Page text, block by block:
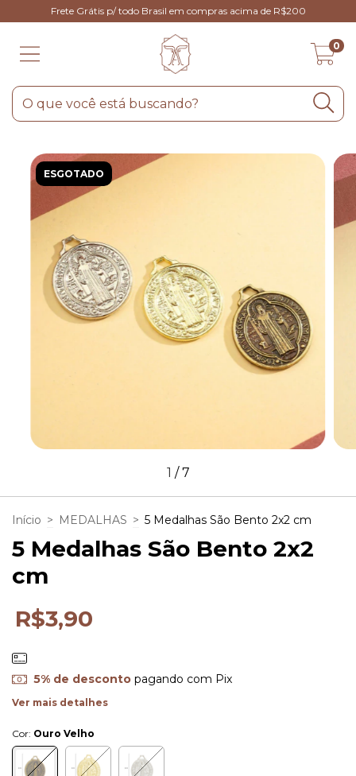
Frete Grátis p/ todo Brasil em compras acima de R$200
0
ESGOTADO
1 /7
Início > MEDALHAS > 5 Medalhas São Bento 2x2 cm
5 Medalhas São Bento 2x2
cm
R$3,90
5% de descontopagando com Pix
Ver mais detalhes
Cor: Ouro Velho